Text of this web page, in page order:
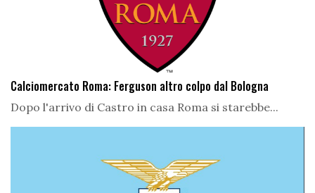
Calciomercato Roma: Ferguson altro colpo dal Bologna
Dopo l'arrivo di Castro in casa Roma si starebbe...